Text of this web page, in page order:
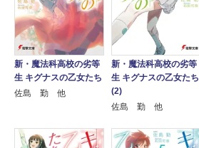
新・魔法科高校の劣等
生 キグナスの乙女たち
佐島 勤 他
新・魔法科高校の劣等
生 キグナスの乙女たち
(2)
佐島 勤 他